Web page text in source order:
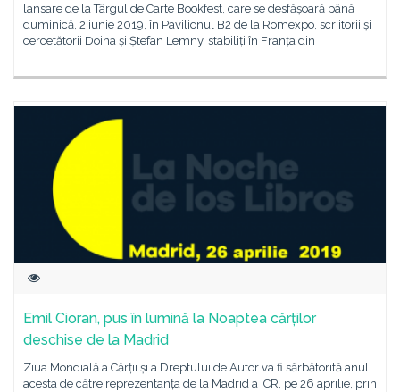
lansare de la Târgul de Carte Bookfest, care se desfășoară până
duminică, 2 iunie 2019, în Pavilionul B2 de la Romexpo, scriitorii și
cercetătorii Doina și Ștefan Lemny, stabiliți în Franța din
Emil Cioran, pus în lumină la Noaptea cărților
deschise de la Madrid
Ziua Mondială a Cărții și a Dreptului de Autor va fi sărbătorită anul
acesta de către reprezentanța de la Madrid a ICR, pe 26 aprilie, prin